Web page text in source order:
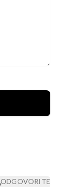
ODGOVORITE